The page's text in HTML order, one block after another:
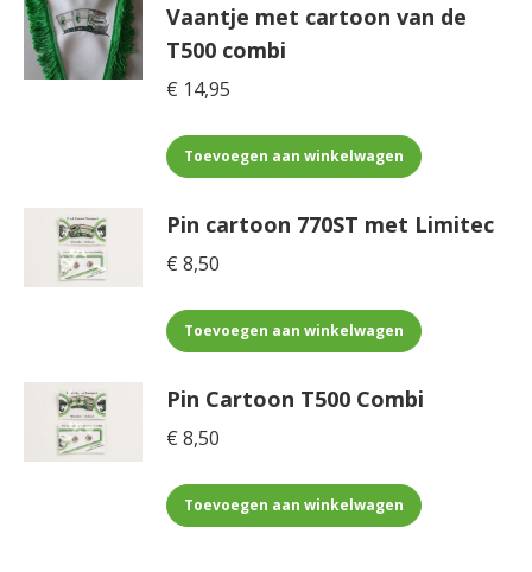
worden
Vaantje met cartoon van de
T500 combi
€ 14,95
Toevoegen aan winkelwagen
Pin cartoon 770ST met Limitec
€ 8,50
Toevoegen aan winkelwagen
Pin Cartoon T500 Combi
€ 8,50
Toevoegen aan winkelwagen